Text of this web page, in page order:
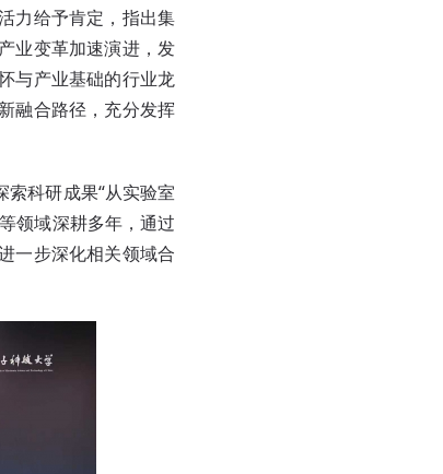
力给予肯定，指出集
业变革加速演进，发
与产业基础的行业龙
融合路径，充分发挥
科研成果“从实验室
领域深耕多年，通过
一步深化相关领域合